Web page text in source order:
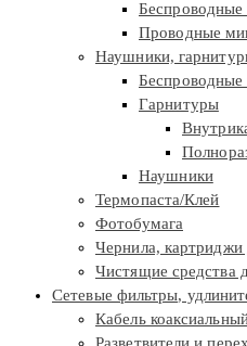
Проводные
Наушники,
Гарнитуры
Наушники
Термопаста/Клей
Фотобумага
Чернила, картриджи
Чистящие средства
Сетевые фильтры,
Кабель